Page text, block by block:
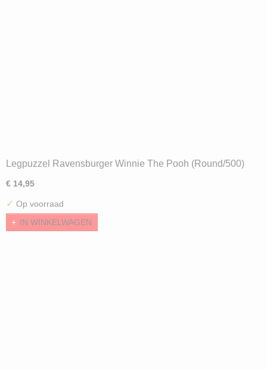
Legpuzzel Ravensburger Winnie The Pooh (Round/500)
€ 14,95
✓ Op voorraad
IN WINKELWAGEN